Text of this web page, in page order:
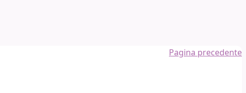
Pagina precedente